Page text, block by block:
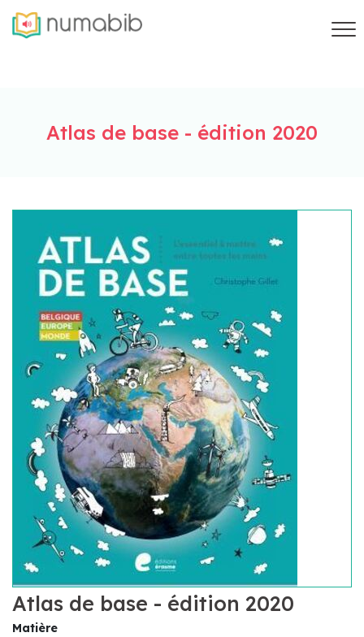
Atlas de base - édition 2020
Atlas de base - édition 2020
Matière